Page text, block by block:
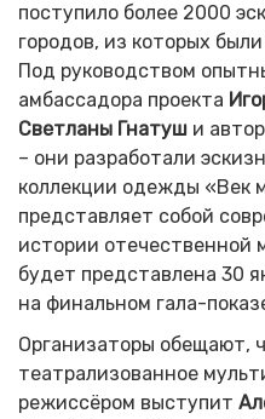
поступило более 2000
городов, из которых
Под руководством
амбассадора проекта
Светланы Гнатуш и
– они разработали
коллекции одежды «Век
представляет собой
истории отечественной
будет представлена 30
на финальном гала-
Организаторы обещают,
театрализованное
режиссёром выступит